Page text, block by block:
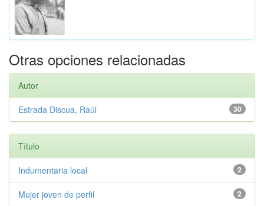
Otras opciones relacionadas
Autor
30
Estrada Discua, Raúl
Título
2
Indumentaria local
2
Mujer joven de perfil